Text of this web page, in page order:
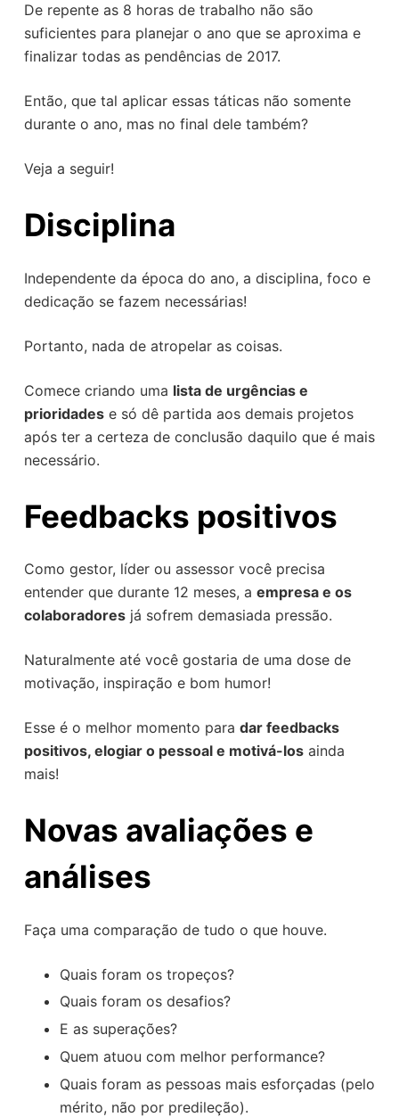
De repente as 8 horas de trabalho não são
suficientes para planejar o ano que se aproxima e
finalizar todas as pendências de 2017.
Então, que tal aplicar essas táticas não somente
durante o ano, mas no final dele também?
Veja a seguir!
Disciplina
Independente da época do ano, a disciplina, foco e
dedicação se fazem necessárias!
Portanto, nada de atropelar as coisas.
Comece criando uma lista de urgências e
prioridadese só dê partida aos demais projetos
após ter a certeza de conclusão daquilo que é mais
necessário.
Feedbacks positivos
Como gestor, líder ou assessor você precisa
entender que durante 12 meses, a empresa e os
colaboradoresjá sofrem demasiada pressão.
Naturalmente até você gostaria de uma dose de
motivação, inspiração e bom humor!
Esse é o melhor momento para dar feedbacks
positivos, elogiar o pessoal e motivá-losainda
mais!
Novas avaliações e
análises
Faça uma comparação de tudo o que houve.
Quais foram os tropeços?
Quais foram os desafios?
E as superações?
Quem atuou com melhor performance?
Quais foram as pessoas mais esforçadas (pelo
mérito, não por predileção).